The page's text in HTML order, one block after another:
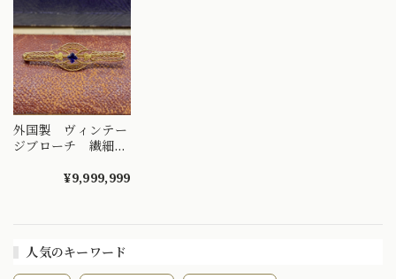
人気のキーワード
作品 MOBR00032
外国製 ヴィンテー
ジブローチ 繊細な
うっとり?¥9,999,999